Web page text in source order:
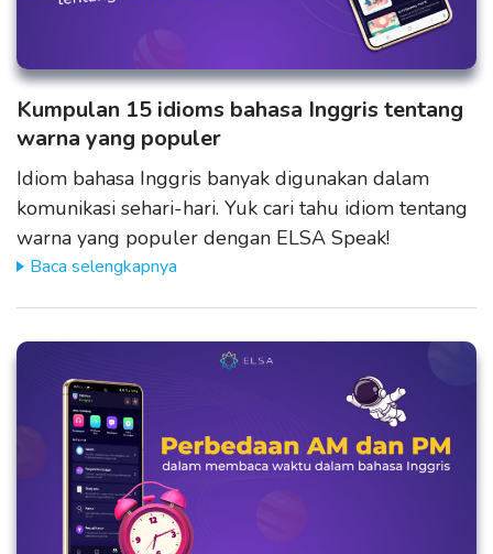
Kumpulan 15 idioms bahasa Inggris tentang
warna yang populer
Idiom bahasa Inggris banyak digunakan dalam
komunikasi sehari-hari. Yuk cari tahu idiom tentang
warna yang populer dengan ELSA Speak!
Baca selengkapnya